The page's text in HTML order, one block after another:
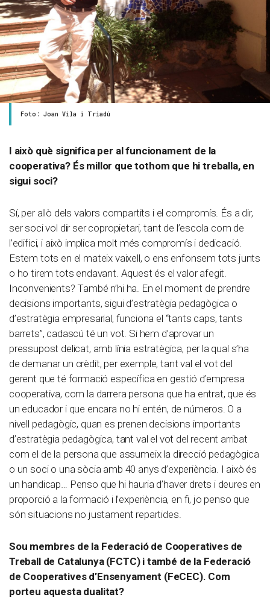
Foto: Joan Vila i Triadú
I això què significa per al funcionament de la
cooperativa? És millor que tothom que hi treballa, en
sigui soci?
Sí, per allò dels valors compartits i el compromís. És a dir,
ser soci vol dir ser copropietari, tant de l’escola com de
l’edifici, i això implica molt més compromís i dedicació.
Estem tots en el mateix vaixell, o ens enfonsem tots junts
o ho tirem tots endavant. Aquest és el valor afegit.
Inconvenients? També n’hi ha. En el moment de prendre
decisions importants, sigui d’estratègia pedagògica o
d’estratègia empresarial, funciona el “tants caps, tants
barrets”, cadascú té un vot. Si hem d’aprovar un
pressupost delicat, amb línia estratègica, per la qual s’ha
de demanar un crèdit, per exemple, tant val el vot del
gerent que té formació específica en gestió d’empresa
cooperativa, com la darrera persona que ha entrat, que és
un educador i que encara no hi entén, de números. O a
nivell pedagògic, quan es prenen decisions importants
d’estratègia pedagògica, tant val el vot del recent arribat
com el de la persona que assumeix la direcció pedagògica
o un soci o una sòcia amb 40 anys d’experiència. I això és
un handicap… Penso que hi hauria d’haver drets i deures en
proporció a la formació i l’experiència, en fi, jo penso que
són situacions no justament repartides.
Sou membres de la Federació de Cooperatives de
Treball de Catalunya (FCTC) i també de la Federació
de Cooperatives d’Ensenyament (FeCEC). Com
porteu aquesta dualitat?